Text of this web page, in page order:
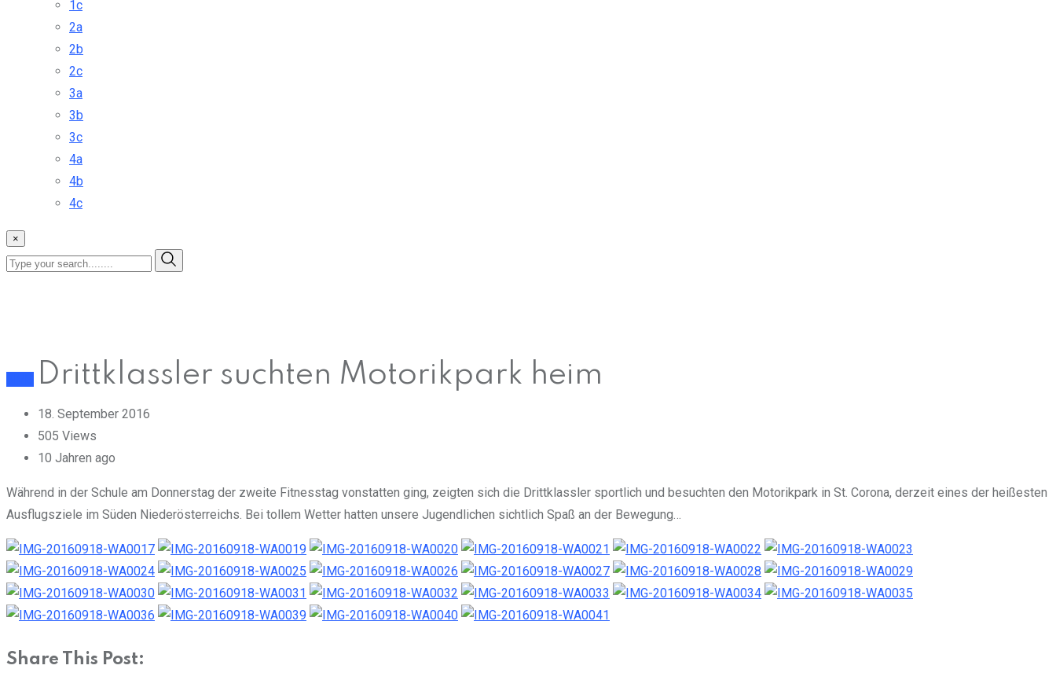
1c
2a
2b
2c
3a
3b
3c
4a
4b
4c
×
Drittklassler suchten Motorikpark heim
18. September 2016
505 Views
10 Jahren ago
Während in der Schule am Donnerstag der zweite Fitnesstag vonstatten ging, zeigten sich die Drittklassler sportlich und besuchten den Motorikpark in St. Corona, derzeit eines der heißesten
Ausflugsziele im Süden Niederösterreichs. Bei tollem Wetter hatten unsere Jugendlichen sichtlich Spaß an der Bewegung…
Share This Post: